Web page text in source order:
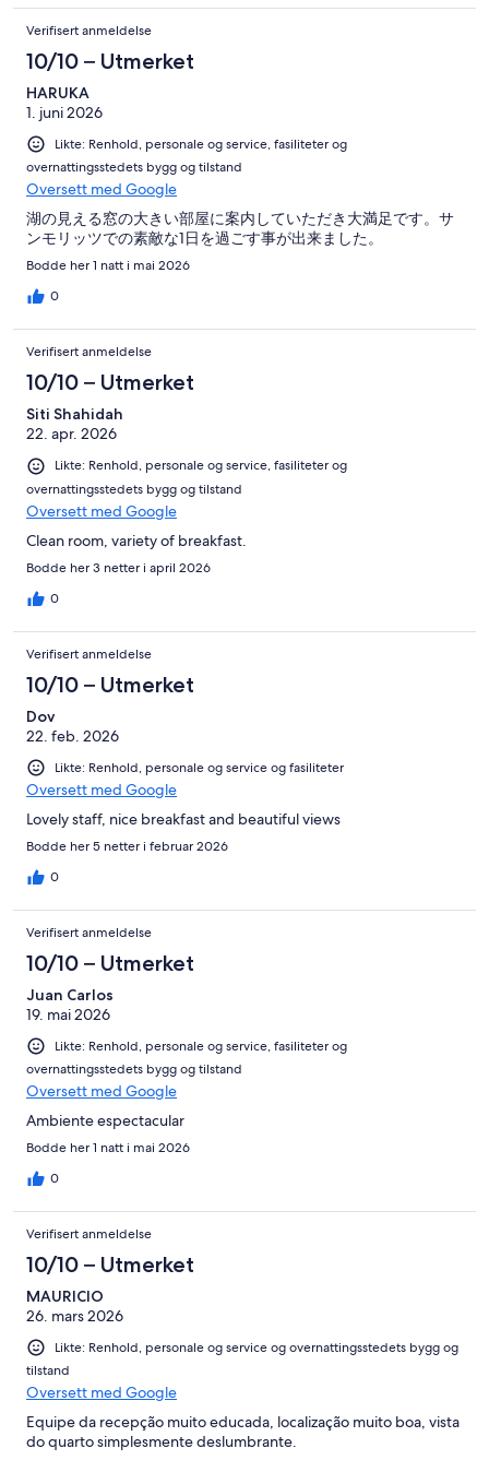
Verifisert anmeldelse
10/10 – Utmerket
HARUKA
1. juni 2026
Likte: Renhold, personale og service, fasiliteter og
overnattingsstedets bygg og tilstand
Oversett med Google
湖の見える窓の大きい部屋に案内していただき大満足です。サ
ンモリッツでの素敵な1日を過ごす事が出来ました。
Bodde her 1 natt i mai 2026
0
Verifisert anmeldelse
10/10 – Utmerket
Siti Shahidah
22. apr. 2026
Likte: Renhold, personale og service, fasiliteter og
overnattingsstedets bygg og tilstand
Oversett med Google
Clean room, variety of breakfast.
Bodde her 3 netter i april 2026
0
Verifisert anmeldelse
10/10 – Utmerket
Dov
22. feb. 2026
Likte: Renhold, personale og service og fasiliteter
Oversett med Google
Lovely staff, nice breakfast and beautiful views
Bodde her 5 netter i februar 2026
0
Verifisert anmeldelse
10/10 – Utmerket
Juan Carlos
19. mai 2026
Likte: Renhold, personale og service, fasiliteter og
overnattingsstedets bygg og tilstand
Oversett med Google
Ambiente espectacular
Bodde her 1 natt i mai 2026
0
Verifisert anmeldelse
10/10 – Utmerket
MAURICIO
26. mars 2026
Likte: Renhold, personale og service og overnattingsstedets bygg og
tilstand
Oversett med Google
Equipe da recepção muito educada, localização muito boa, vista
do quarto simplesmente deslumbrante.